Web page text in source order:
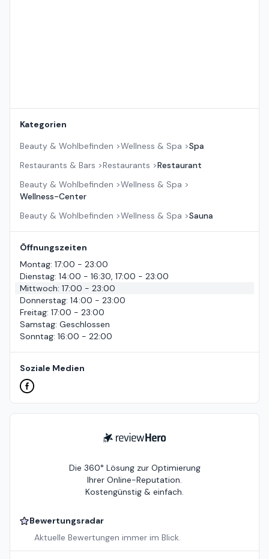
Kategorien
Beauty & Wohlbefinden >Wellness & Spa >Spa
Restaurants & Bars >Restaurants >Restaurant
Beauty & Wohlbefinden >Wellness & Spa >
Wellness-Center
Beauty & Wohlbefinden >Wellness & Spa >Sauna
Öffnungszeiten
Montag: 17:00 - 23:00
Dienstag: 14:00 - 16:30, 17:00 - 23:00
Mittwoch: 17:00 - 23:00
Donnerstag: 14:00 - 23:00
Freitag: 17:00 - 23:00
Samstag: Geschlossen
Sonntag: 16:00 - 22:00
Soziale Medien
ReviewHero
Die 360° Lösung zur Optimierung
Ihrer Online-Reputation.
Kostengünstig & einfach.
Bewertungsradar
Aktuelle Bewertungen immer im Blick.